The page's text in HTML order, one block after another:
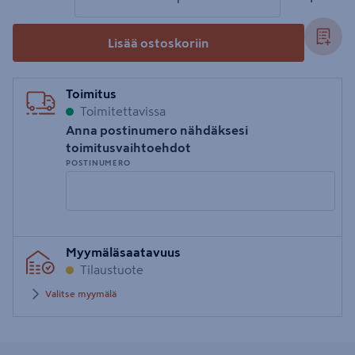
Lisää ostoskoriin
Toimitus
Toimitettavissa
Anna postinumero nähdäksesi
toimitusvaihtoehdot
POSTINUMERO
postinumero
Myymäläsaatavuus
Tilaustuote
Valitse myymälä